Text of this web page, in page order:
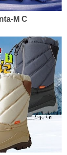
M C